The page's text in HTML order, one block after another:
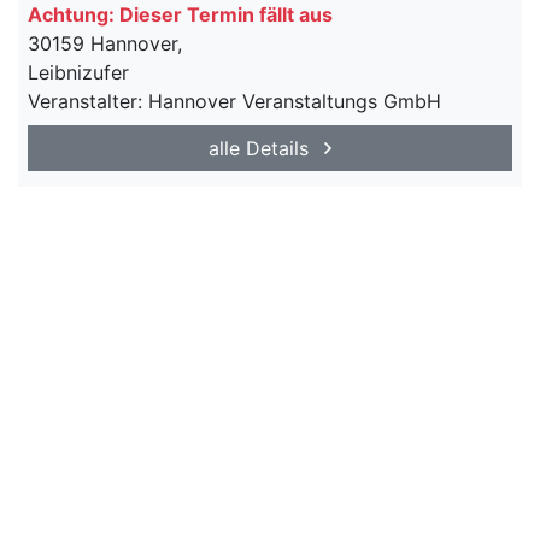
Achtung: Dieser Termin fällt aus
30159 Hannover,
Leibnizufer
Veranstalter: Hannover Veranstaltungs GmbH
alle Details